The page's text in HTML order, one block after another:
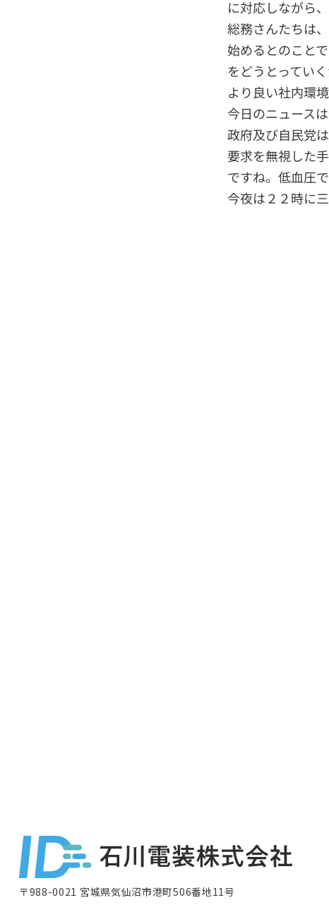
に対応しながら、
総務さんたちは
始めるとのこと
をどうとってい
より良い社内環
今日のニュース
政府及び自民党
要求を無視した
ですね。低血圧
今夜は２２時に
〒988-0021 宮城県気仙沼市港町506番地11号